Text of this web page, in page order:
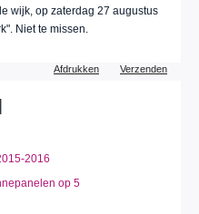
wijk, op zaterdag 27 augustus
Niet te missen.
Afdrukken Verzenden
2016
op 5